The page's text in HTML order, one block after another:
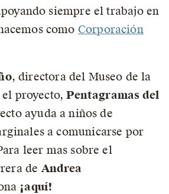
siempre el trabajo en
como Corporación
, directora del Museo de la
el proyecto,Pentagramas del
ayuda a niños de
a comunicarse por
leer mas sobre el
de Andrea
¡aquí!